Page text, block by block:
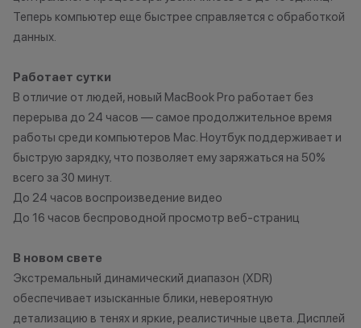
•Организатор (продавец) на свое
усмотрение имеет право
изменить условия акции в
2. Мгновенная
вашего
диагностику.
оценить
стоимость. При
учитываются
3. Скидка при
Ограничений
Теперь компьютер еще быстрее справляется с обработкой
данных.
Работает сутки
В отличие от людей, новый MacBook Pro работает без
перерыва до 24 часов — самое продолжительное время
работы среди компьютеров Mac. Ноутбук поддерживает и
быструю зарядку, что позволяет ему заряжаться на 50%
всего за 30 минут.
До 24 часов воспроизведение видео
До 16 часов беспроводной просмотр веб-страниц
В новом свете
Экстремальный динамический диапазон (XDR)
обеспечивает изысканные блики, невероятную
детализацию в тенях и яркие, реалистичные цвета. Дисплей